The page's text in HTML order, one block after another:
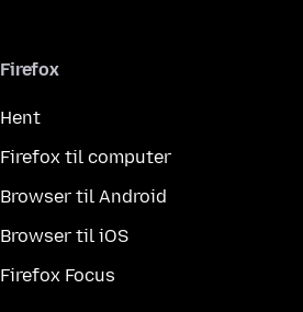
Firefox
Hent
Firefox til computer
Browser til Android
Browser til iOS
Firefox Focus